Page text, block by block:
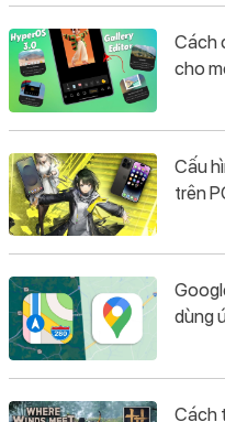
Cách
cho
Cấu
trên
dùng
Cách